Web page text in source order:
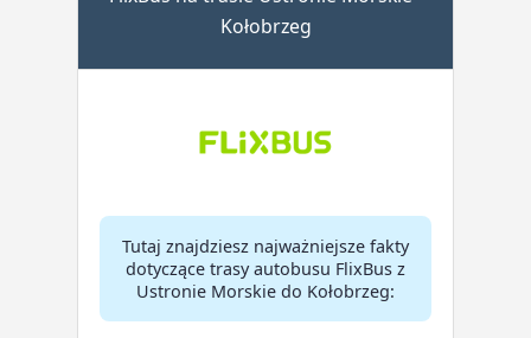
Kołobrzeg
Tutaj znajdziesz najważniejsze fakty
dotyczące trasy autobusu FlixBus z
Ustronie Morskie do Kołobrzeg: